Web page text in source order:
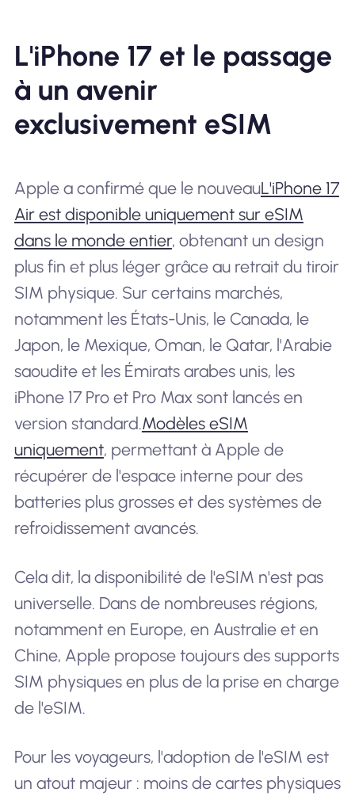
L'iPhone 17 et le passage
à un avenir
exclusivement eSIM
Apple a confirmé que le nouveauL'iPhone 17
Air est disponible uniquement sur eSIM
dans le monde entier, obtenant un design
plus fin et plus léger grâce au retrait du tiroir
SIM physique. Sur certains marchés,
notamment les États-Unis, le Canada, le
Japon, le Mexique, Oman, le Qatar, l'Arabie
saoudite et les Émirats arabes unis, les
iPhone 17 Pro et Pro Max sont lancés en
version standard.Modèles eSIM
uniquement, permettant à Apple de
récupérer de l'espace interne pour des
batteries plus grosses et des systèmes de
refroidissement avancés.
Cela dit, la disponibilité de l'eSIM n'est pas
universelle. Dans de nombreuses régions,
notamment en Europe, en Australie et en
Chine, Apple propose toujours des supports
SIM physiques en plus de la prise en charge
de l'eSIM.
Pour les voyageurs, l'adoption de l'eSIM est
un atout majeur : moins de cartes physiques